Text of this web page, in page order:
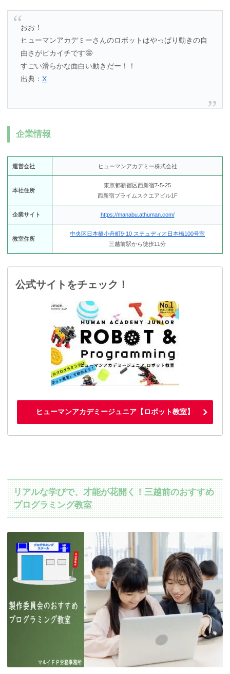
おお！
ヒューマンアカデミーさんのロボットはやっぱり動きの自
由さがピカイチです🤩
すごい滑らかな面白い動きだー！！
出典：X
企業情報
運営会社 ヒューマンアカデミー株式会社
本社住所
東京都新宿区西新宿7-5-25
西新宿プライムスクエアビル1F
企業サイト https://manabu.athuman.com/
教室住所
中央区日本橋小舟町9-10 ステュディオ日本橋100号室
三越前駅から徒歩11分
公式サイトをチェック！
ヒューマンアカデミージュニア【ロボット教室】
リアルな学びで、才能が花開く！三越前のおすすめ
プログラミング教室